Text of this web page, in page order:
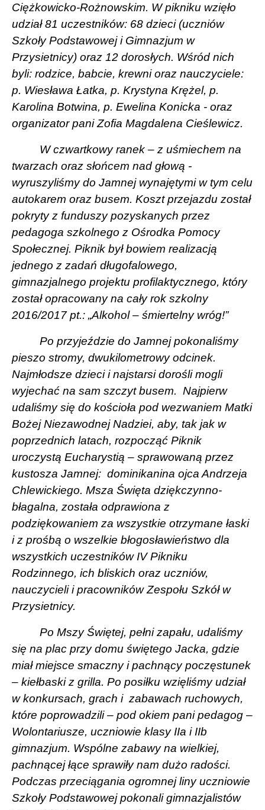
Ciężkowicko-Rożnowskim. W pikniku wzięło
udział 81 uczestników: 68 dzieci (uczniów
Szkoły Podstawowej i Gimnazjum w
Przysietnicy) oraz 12 dorosłych. Wśród nich
byli: rodzice, babcie, krewni oraz nauczyciele:
p. Wiesława Łatka, p. Krystyna Krężel, p.
Karolina Botwina, p. Ewelina Konicka - oraz
organizator pani Zofia Magdalena Cieślewicz.
W czwartkowy ranek – z uśmiechem na
twarzach oraz słońcem nad głową -
wyruszyliśmy do Jamnej wynajętymi w tym celu
autokarem oraz busem. Koszt przejazdu został
pokryty z funduszy pozyskanych przez
pedagoga szkolnego z Ośrodka Pomocy
Społecznej. Piknik był bowiem realizacją
jednego z zadań długofalowego,
gimnazjalnego projektu profilaktycznego, który
został opracowany na cały rok szkolny
2016/2017 pt.: „Alkohol – śmiertelny wróg!”
Po przyjeździe do Jamnej pokonaliśmy
pieszo stromy, dwukilometrowy odcinek.
Najmłodsze dzieci i najstarsi dorośli mogli
wyjechać na sam szczyt busem. Najpierw
udaliśmy się do kościoła pod wezwaniem Matki
Bożej Niezawodnej Nadziei, aby, tak jak w
poprzednich latach, rozpocząć Piknik
uroczystą Eucharystią – sprawowaną przez
kustosza Jamnej: dominikanina ojca Andrzeja
Chlewickiego. Msza Święta dziękczynno-
błagalna, została odprawiona z
podziękowaniem za wszystkie otrzymane łaski
i z prośbą o wszelkie błogosławieństwo dla
wszystkich uczestników IV Pikniku
Rodzinnego, ich bliskich oraz uczniów,
nauczycieli i pracowników Zespołu Szkół w
Przysietnicy.
Po Mszy Świętej, pełni zapału, udaliśmy
się na plac przy domu świętego Jacka, gdzie
miał miejsce smaczny i pachnący poczęstunek
– kiełbaski z grilla. Po posiłku wzięliśmy udział
w konkursach, grach i zabawach ruchowych,
które poprowadzili – pod okiem pani pedagog –
Wolontariusze, uczniowie klasy IIa i IIb
gimnazjum. Wspólne zabawy na wielkiej,
pachnącej łące sprawiły nam dużo radości.
Podczas przeciągania ogromnej liny uczniowie
Szkoły Podstawowej pokonali gimnazjalistów